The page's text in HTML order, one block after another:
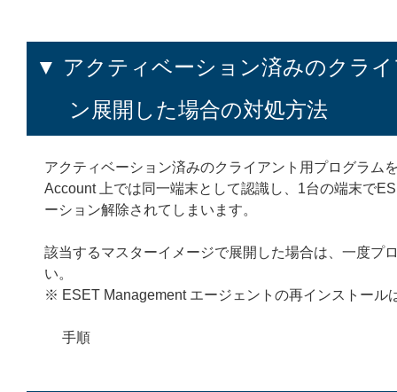
▼ アクティベーション済みのクラ
ン展開した場合の対処方法
アクティベーション済みのクライアント用プログラム
Account 上では同一端末として認識し、1台の端末で
ーション解除されてしまいます。
該当するマスターイメージで展開した場合は、一度プ
い。
※ ESET Management エージェントの再インストール
手順